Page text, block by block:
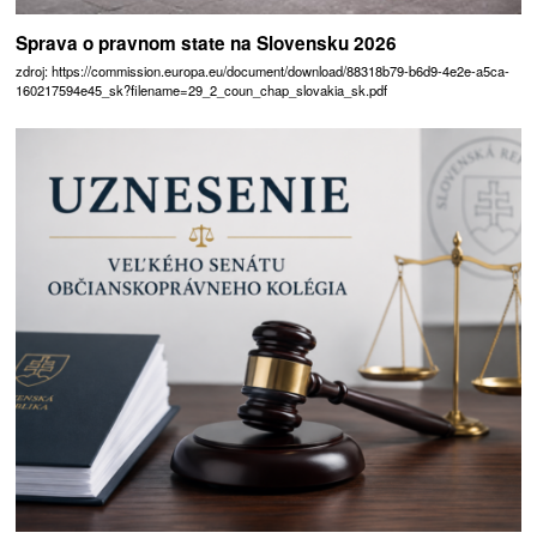
Sprava o pravnom state na Slovensku 2026
zdroj: https://commission.europa.eu/document/download/88318b79-b6d9-4e2e-a5ca-
160217594e45_sk?filename=29_2_coun_chap_slovakia_sk.pdf